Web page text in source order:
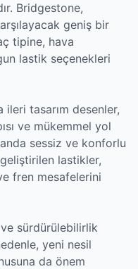
Bridgestone,
geniş bir
tipine, hava
lastik seçenekleri
ileri tasarım desenler,
ve mükemmel yol
sessiz ve konforlu
lastikler,
fren mesafelerini
sürdürülebilirlik
yeni nesil
da önem